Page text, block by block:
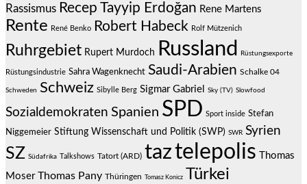
Rassismus Recep Tayyip Erdoğan Rene Martens
Rente René Benko Robert Habeck Rolf Mützenich
Ruhrgebiet Rupert Murdoch Russland Rüstungsexporte
Rüstungsindustrie Sahra Wagenknecht Saudi-Arabien Schalke 04
Schweden Schweiz Sibylle Berg Sigmar Gabriel Sky (TV) Slowfood
Sozialdemokraten Spanien SPD Sport inside Stefan
Niggemeier Stiftung Wissenschaft und Politik (SWP) SWR Syrien
SZ Südafrika Talkshows Tatort (ARD) taztelepolis
Thomas
Moser Thomas Pany Thüringen Tomasz Konicz Türkei